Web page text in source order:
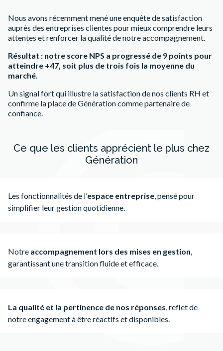
Nous avons récemment mené une enquête de satisfaction
auprès des entreprises clientes pour mieux comprendre leurs
attentes et renforcer la qualité de notre accompagnement.
Résultat : notre score NPS a progressé de 9 points pour
atteindre +47, soit plus de trois fois la moyenne du
marché.
Un signal fort qui illustre la satisfaction de nos clients RH et
confirme la place de Génération comme partenaire de
confiance.
Ce que les clients apprécient le plus chez
Génération
Les fonctionnalités de l’espace entreprise, pensé pour
simplifier leur gestion quotidienne.
Notre accompagnement lors des mises en gestion,
garantissant une transition fluide et efficace.
La qualité et la pertinence de nos réponses, reflet de
notre engagement à être réactifs et disponibles.